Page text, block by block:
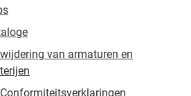
van armaturen en
Conformiteitsverklaringen